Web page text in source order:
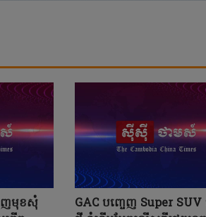
ញមុខសុំ
GAC បញ្ចេញ Super